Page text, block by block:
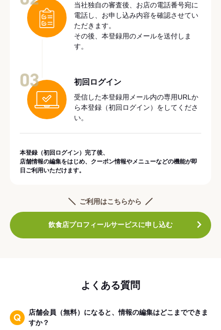
当社独自の審査後、お店の電話番号宛に
電話し、お申し込み内容を確認させてい
ただきます。
その後、本登録用のメールを送付しま
す。
初回ログイン
受信した本登録用メール内の専用URLか
ら本登録（初回ログイン）をしてくださ
い。
本登録（初回ログイン）完了後、
店舗情報の編集をはじめ、クーポン情報やメニューなどの機能が即
日ご利用いただけます。
ご利用はこちらから
飲食店プロフィールサービスに申し込む
よくある質問
店舗会員（無料）になると、情報の編集はどこまでできま
すか？